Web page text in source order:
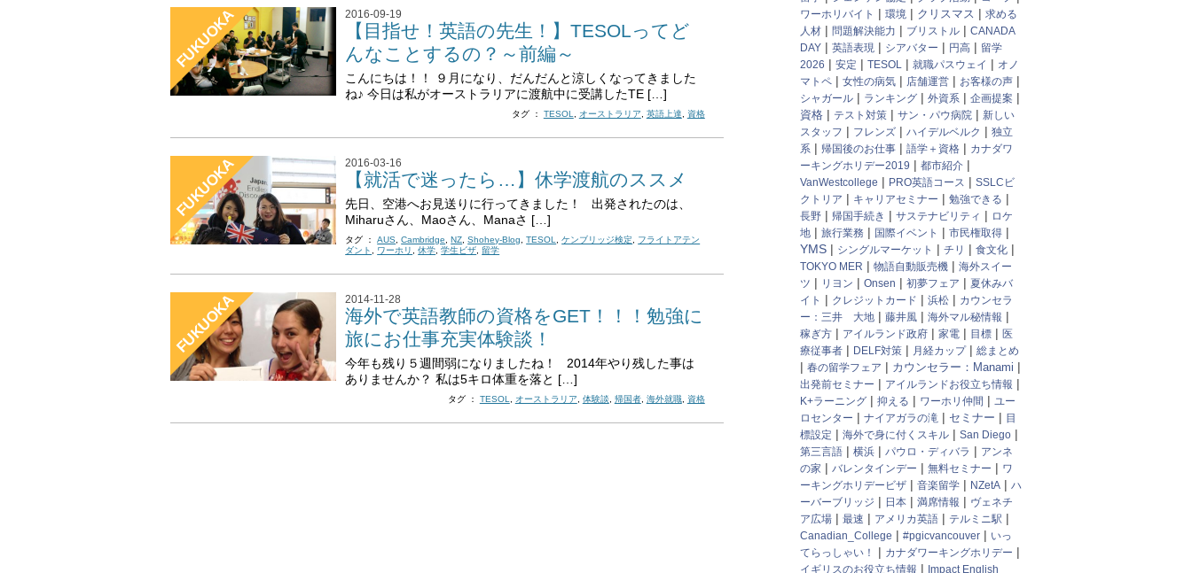
FUKUOKA 2016-09-19
【目指せ！英語の先生！】TESOLってど
んなことするの？～前編～
こんにちは！！ ９月になり、だんだんと涼しくなってきました
ね♪ 今日は私がオーストラリアに渡航中に受講したTE […]
タグ ： TESOL, オーストラリア, 英語上達, 資格
FUKUOKA 2016-03-16
【就活で迷ったら…】休学渡航のススメ
先日、空港へお見送りに行ってきました！ 出発されたのは、
Miharuさん、Maoさん、Manaさ […]
タグ ：AUS,Cambridge, NZ,Shohey-Blog,TESOL,ケンブリッジ検定, フライトアテン
ダント , ワーホリ ,休学,学生ビザ,留学
FUKUOKA 2014-11-28
海外で英語教師の資格をGET！！！勉強に
旅にお仕事充実体験談！
今年も残り５週間弱になりましたね！ 2014年やり残した事は
ありませんか？ 私は5キロ体重を落と […]
タグ ： TESOL, オーストラリア, 体験談, 帰国者, 海外就職, 資格
ワーホリバイト | 環境 | クリスマス | 求める
人材 | 問題解決能力 | ブリストル | CANADA
DAY | 英語表現 | シアバター | 円高 | 留学
2026 | 安定 | TESOL | 就職パスウェイ | オノ
マトペ | 女性の病気 | 店舗運営 | お客様の声 |
シャガール | ランキング | 外資系 | 企画提案 |
資格 | テスト対策 | サン・パウ病院 | 新しい
スタッフ | フレンズ | ハイデルベルク | 独立
系 | 帰国後のお仕事 | 語学＋資格 | カナダワ
ーキングホリデー2019 | 都市紹介 |
VanWestcollege | PRO英語コース | SSLCビ
クトリア | キャリアセミナー | 勉強できる |
長野 | 帰国手続き | サステナビリティ | ロケ
地 | 旅行業務 | 国際イベント | 市民権取得 |
YMS | シングルマーケット | チリ | 食文化 |
TOKYO MER | 物語自動販売機 | 海外スイー
ツ | リヨン | Onsen | 初夢フェア | 夏休みバ
イト | クレジットカード | 浜松 | カウンセラ
ー：三井 大地 | 藤井風 | 海外マル秘情報 |
稼ぎ方 | アイルランド政府 | 家電 | 目標 | 医
療従事者 | DELF対策 | 月経カップ| 総まとめ
| 春の留学フェア | カウンセラー：Manami |
出発前セミナー | アイルランドお役立ち情報 |
K+ラーニング | 抑える | ワーホリ仲間 | ユー
ロセンター | ナイアガラの滝 | セミナー | 目
標設定 | 海外で身に付くスキル | San Diego |
第三言語 | 横浜 | パウロ・ディバラ | アンネ
の家 | バレンタインデー | 無料セミナー | ワ
ーキングホリデービザ | 音楽留学 | NZetA | ハ
ーバーブリッジ | 日本 | 満席情報 | ヴェネチ
ア広場 | 最速 | アメリカ英語 | テルミニ駅 |
Canadian_College | #pgicvancouver | いっ
てらっしゃい！
| カナダワーキングホリデー |
イギリスのお役立ち情報 | Impact English